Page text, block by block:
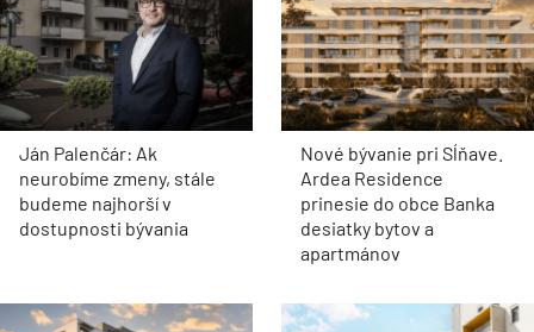
Ján Palenčár: Ak
neurobíme zmeny, stále
budeme najhorší v
dostupnosti bývania
Nové bývanie pri Sĺňave.
Ardea Residence
prinesie do obce Banka
desiatky bytov a
apartmánov